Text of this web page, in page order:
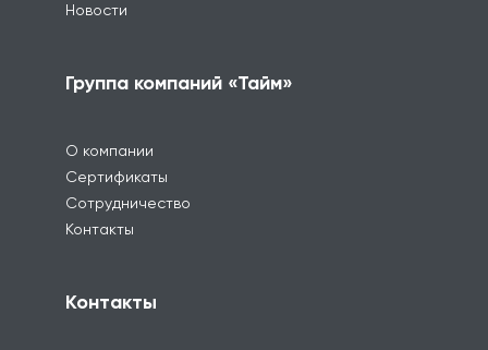
Новости
Группа компаний «Тайм»
О компании
Сертификаты
Сотрудничество
Контакты
Контакты